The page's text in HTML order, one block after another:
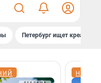
Петербург ищет креатив